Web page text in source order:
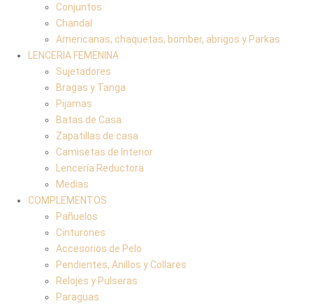
Conjuntos
Chandal
Americanas, chaquetas, bomber, abrigos y Parkas
LENCERIA FEMENINA
Sujetadores
Bragas y Tanga
Pijamas
Batas de Casa
Zapatillas de casa
Camisetas de Interior
Lencería Reductora
Medias
COMPLEMENTOS
Pañuelos
Cinturones
Accesorios de Pelo
Pendientes, Anillos y Collares
Relojes y Pulseras
Paraguas